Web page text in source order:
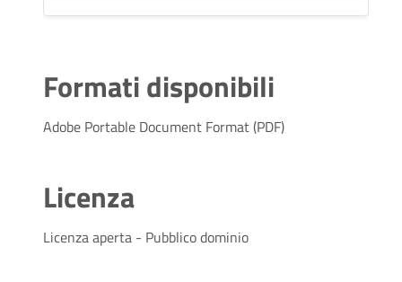
Formati disponibili
Adobe Portable Document Format (PDF)
Licenza
Licenza aperta - Pubblico dominio